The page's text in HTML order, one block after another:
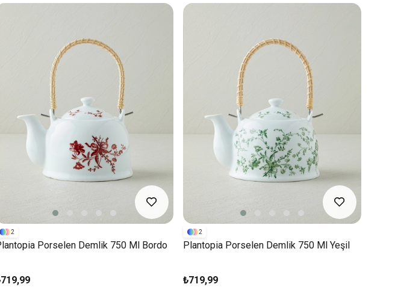
Porselen Demlik 750 Ml Bordo
2
Plantopia Porselen Demlik 750 Ml Yeşil
₺719,99
2